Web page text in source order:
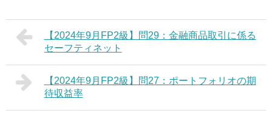
【2024年9月FP2級】問29：金融商品取引に係る
セーフティネット
【2024年9月FP2級】問27：ポートフォリオの期
待収益率